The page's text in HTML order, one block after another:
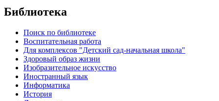
Библиотека
Поиск по библиотеке
Воспитательная работа
Для комплексов "Детский сад-начальная школа"
Здоровый образ жизни
Изобразительное искусство
Иностранный язык
Информатика
История